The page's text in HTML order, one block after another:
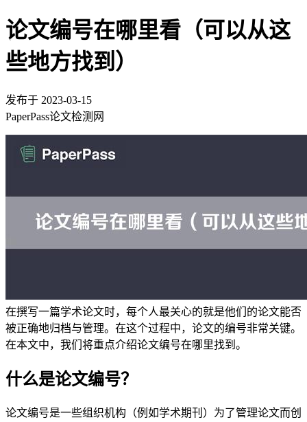
论文编号在哪里看（可以从这
些地方找到）
发布于 2023-03-15
PaperPass论文检测网
在撰写一篇学术论文时，每个人最关心的就是他们的论文能否
被正确地归档与管理。在这个过程中，论文的编号非常关键。
在本文中，我们将重点介绍论文编号在哪里找到。
什么是论文编号？
论文编号是一些组织机构（例如学术期刊）为了管理论文而创